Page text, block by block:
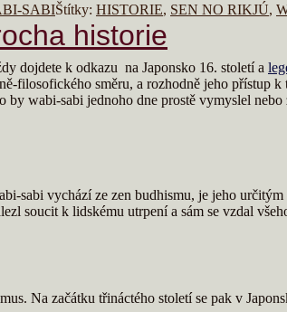
SABIŠtítky: HISTORIE, SEN NO RIKJÚ,
historie
dojdete k odkazu na Japonsko 16. století a
filosofického směru, a rozhodně jeho přístup
wabi-sabi jednoho dne prostě vymyslel nebo
sabi vychází ze zen budhismu, je jeho
soucit k lidskému utrpení a sám se vzdal
Na začátku třináctého století se pak v